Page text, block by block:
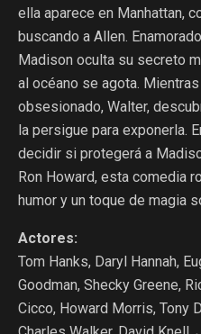
ella aparece en Manhattan,
buscando a Allen.
Madison oculta su secreto
al océano se agota.
obsesionado, Walter,
la persigue para exponerla.
decidir si protegerá a
Ron Howard, esta comedia
humor y un toque de magia
Actores:
Tom Hanks, Daryl Hannah,
Goodman, Shecky Greene,
Cicco, Howard Morris, Tony